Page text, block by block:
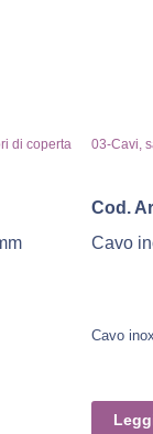
di coperta 03-Cavi,
Cod.
Cavo
Cavo